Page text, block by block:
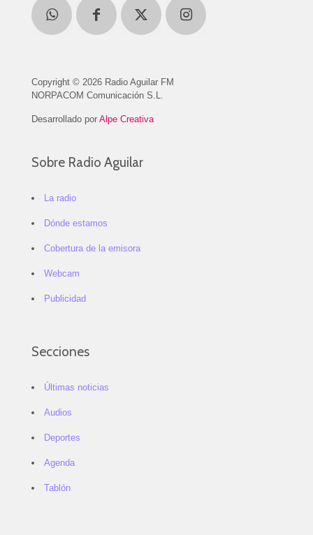
Copyright © 2026 Radio Aguilar FM
NORPACOM Comunicación S.L.
Desarrollado por Alpe Creativa
Sobre Radio Aguilar
La radio
Dónde estamos
Cobertura de la emisora
Webcam
Publicidad
Secciones
Últimas noticias
Audios
Deportes
Agenda
Tablón